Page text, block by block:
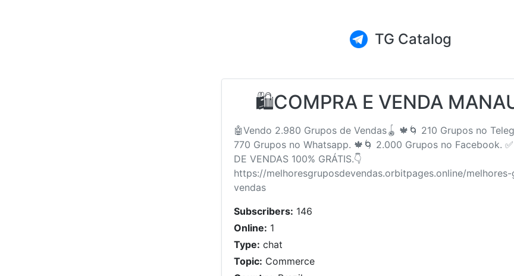
TG Catalog
🛍COMPRA E VENDA
🤖Vendo 2.980 Grupos de Vendas🪀 🍁🌀 210 Grupos no
770 Grupos no Whatsapp. 🍁🌀 2.000 Grupos no Facebook. ✅
DE VENDAS 100% GRÁTIS.👇
https://melhoresgruposdevendas.orbitpages.online/
vendas
Subscribers: 146
Online: 1
Type: chat
Topic: Commerce